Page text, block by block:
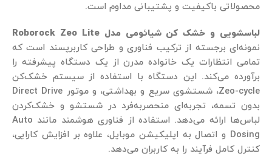
محصولاتی باکیفیت و پشتیبانی مداوم است.
لباسشویی و خشک کن شیائومی مدل Roborock Zeo Lite
نمونه‌ای برجسته از ترکیب فناوری‌ و طراحی کاربرپسند است که
تمامی انتظارات یک خانواده مدرن از یک دستگاه پیشرفته را
برآورده می‌کند. این دستگاه با استفاده از سیستم خشک‌کن
Zeo-cycle، شستشوی سریع و بهداشتی، و موتور Direct Drive
بدون تسمه، تجربه‌ای منحصر‌به‌فرد در شستشو و خشک‌کردن
لباس‌ها ارائه می‌دهد. استفاده از فناوری‌ هوشمند مانند Auto
Dosing و اتصال به اپلیکیشن موبایل، علاوه بر افزایش کارایی،
کنترل کامل فرآیند را به کاربران می‌دهد.